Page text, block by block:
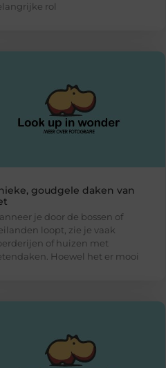
rol
goudgele daken van
je door de bossen of
loopt, zie je vaak
of huizen met
Hoewel het er mooi